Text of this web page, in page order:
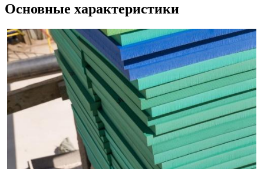
Основные характеристики